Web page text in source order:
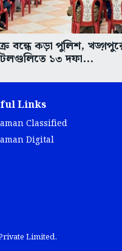
বন্ধে কড়া পুলিশ,
১৩ দফা...
Links
Classified
Digital
Limited.